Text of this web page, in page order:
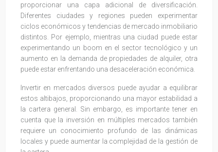
proporcionar una capa adicional de diversificación.
Diferentes ciudades y regiones pueden experimentar
ciclos económicos y tendencias de mercado inmobiliario
distintos. Por ejemplo, mientras una ciudad puede estar
experimentando un boom en el sector tecnológico y un
aumento en la demanda de propiedades de alquiler, otra
puede estar enfrentando una desaceleración económica.
Invertir en mercados diversos puede ayudar a equilibrar
estos altibajos, proporcionando una mayor estabilidad a
la cartera general. Sin embargo, es importante tener en
cuenta que la inversión en múltiples mercados también
requiere un conocimiento profundo de las dinámicas
locales y puede aumentar la complejidad de la gestión de